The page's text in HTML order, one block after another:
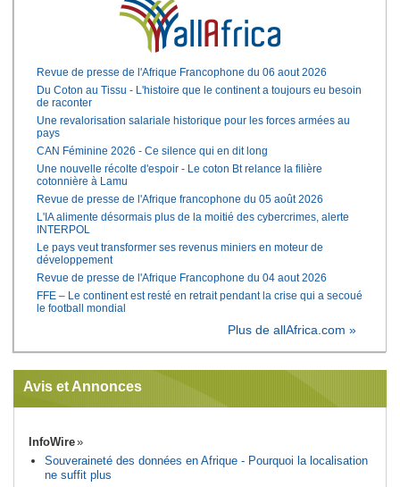
Revue de presse de l'Afrique Francophone du 06 aout 2026
Du Coton au Tissu - L'histoire que le continent a toujours eu besoin
de raconter
Une revalorisation salariale historique pour les forces armées au
pays
CAN Féminine 2026 - Ce silence qui en dit long
Une nouvelle récolte d'espoir - Le coton Bt relance la filière
cotonnière à Lamu
Revue de presse de l'Afrique francophone du 05 août 2026
L'IA alimente désormais plus de la moitié des cybercrimes, alerte
INTERPOL
Le pays veut transformer ses revenus miniers en moteur de
développement
Revue de presse de l'Afrique Francophone du 04 aout 2026
FFE – Le continent est resté en retrait pendant la crise qui a secoué
le football mondial
Plus de allAfrica.com »
Avis et Annonces
InfoWire
Souveraineté des données en Afrique - Pourquoi la localisation
ne suffit plus